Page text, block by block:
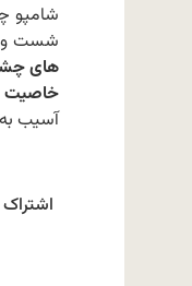
شامپو
شست
های
خاصیت
آسیب